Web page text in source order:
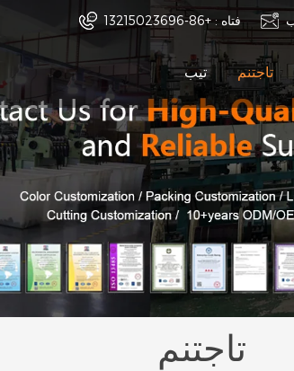
فتاه :+86-13215023696
تيب تاجتنم
تاجتنم